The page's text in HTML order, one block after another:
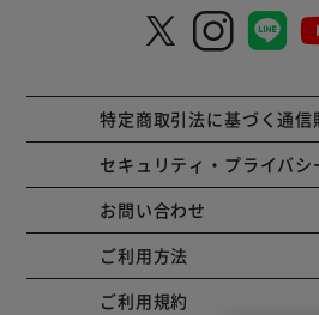
特定商取引法に基づく通信
セキュリティ・プライバシ
お問い合わせ
ご利用方法
ご利用規約